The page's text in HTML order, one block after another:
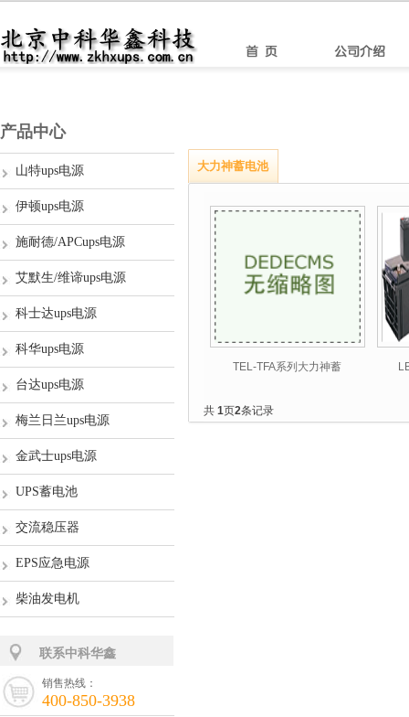
产品中心
山特ups电源
伊顿ups电源
施耐德/APCups电源
艾默生/维谛ups电源
科士达ups电源
科华ups电源
台达ups电源
梅兰日兰ups电源
金武士ups电源
UPS蓄电池
交流稳压器
EPS应急电源
柴油发电机
联系中科华鑫
销售热线：
400-850-3938
大力神蓄电池
TEL-TFA系列大力神蓄
共 1页2条记录